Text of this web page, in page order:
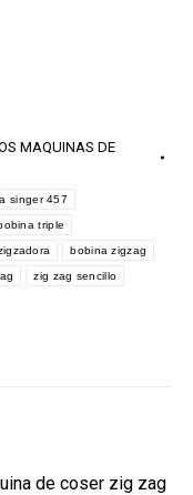
MAQUINAS DE
singer 457
triple
bobina zigzag
zig zag sencillo
de coser zig zag